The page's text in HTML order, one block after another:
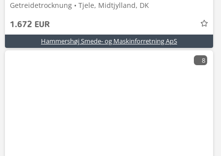
Getreidetrocknung • Tjele, Midtjylland, DK
1.672 EUR
Hammershøj Smede- og Maskinforretning ApS
8